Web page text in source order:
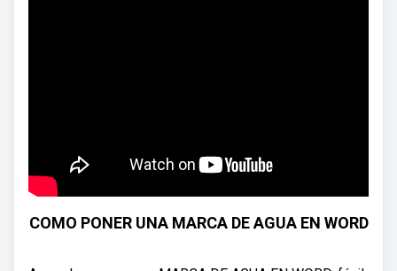
COMO PONER UNA MARCA DE AGUA EN WORD